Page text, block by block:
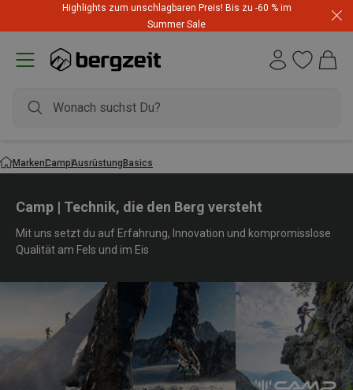
Highlights zum unschlagbaren Preis! Bis zu -60 % im
Summer Sale
MarkenCampAusrüstungBasics
Camp | Technik, die den Berg versteht
Mit uns setzt du auf Erfahrung, Innovation und kompromisslose
Qualität am Fels und im Eis